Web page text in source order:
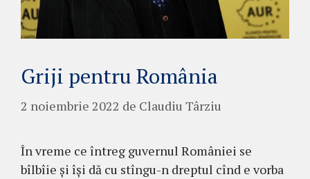
Griji pentru România
2 noiembrie 2022 de Claudiu Târziu
În vreme ce întreg guvernul României se
bîlbîie și își dă cu stîngu-n dreptul cînd e vorba